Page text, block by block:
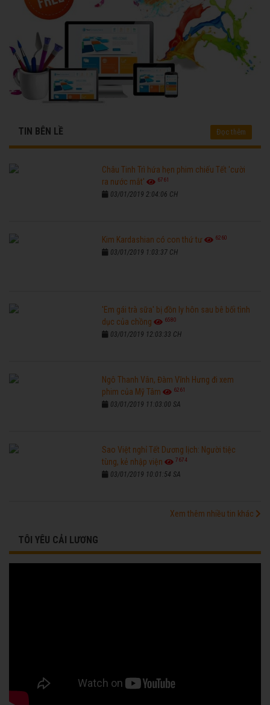
TIN BÊN LỀ Đọc thêm
Châu Tinh Trì hứa hẹn phim chiếu Tết 'cười
ra nước mắt'
6761
03/01/2019 2:04:06 CH
Kim Kardashian có con thứ tư 6260
03/01/2019 1:03:37 CH
'Em gái trà sữa' bị đồn ly hôn sau bê bối tình
dục của chồng
6580
03/01/2019 12:03:33 CH
Ngô Thanh Vân, Đàm Vĩnh Hưng đi xem
phim của Mỹ Tâm
6261
03/01/2019 11:03:00 SA
Sao Việt nghỉ Tết Dương lịch: Người tiệc
tùng, kẻ nhập viện
7674
03/01/2019 10:01:54 SA
Xem thêm nhiều tin khác
TÔI YÊU CẢI LƯƠNG